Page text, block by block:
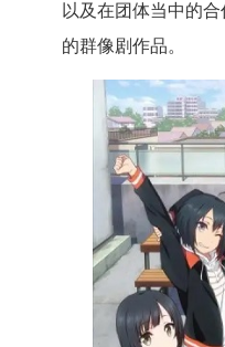
以及在团体当中的
的群像剧作品。